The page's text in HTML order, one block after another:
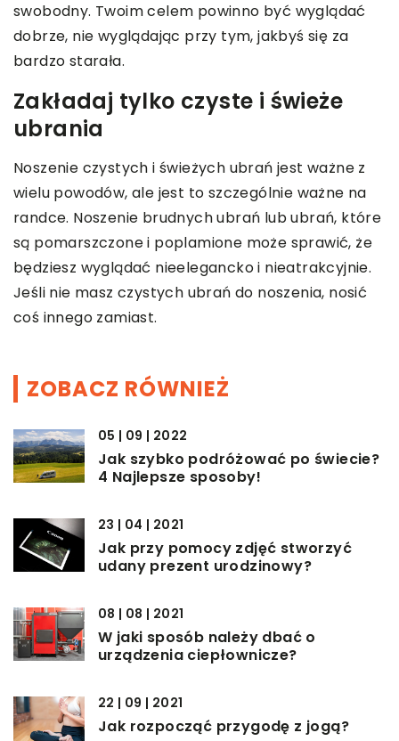
swobodny. Twoim celem powinno być wyglądać
dobrze, nie wyglądając przy tym, jakbyś się za
bardzo starała.
Zakładaj tylko czyste i świeże
ubrania
Noszenie czystych i świeżych ubrań jest ważne z
wielu powodów, ale jest to szczególnie ważne na
randce. Noszenie brudnych ubrań lub ubrań, które
są pomarszczone i poplamione może sprawić, że
będziesz wyglądać nieelegancko i nieatrakcyjnie.
Jeśli nie masz czystych ubrań do noszenia, nosić
coś innego zamiast.
ZOBACZ RÓWNIEŻ
05 | 09 | 2022
Jak szybko podróżować po świecie?
4 Najlepsze sposoby!
23 | 04 | 2021
Jak przy pomocy zdjęć stworzyć
udany prezent urodzinowy?
08 | 08 | 2021
W jaki sposób należy dbać o
urządzenia ciepłownicze?
22 | 09 | 2021
Jak rozpocząć przygodę z jogą?